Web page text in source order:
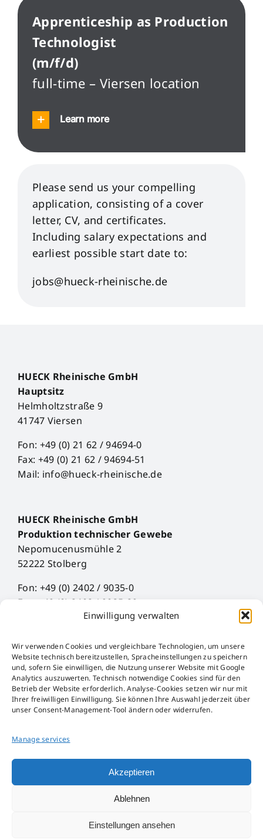
Einwilligung verwalten
Wir verwenden Cookies und vergleichbare Technologien, um unsere
Website technisch bereitzustellen, Spracheinstellungen zu speichern
und, sofern Sie einwilligen, die Nutzung unserer Website mit Google
Analytics auszuwerten. Technisch notwendige Cookies sind für den
Betrieb der Website erforderlich. Analyse-Cookies setzen wir nur mit
Ihrer freiwilligen Einwilligung. Sie können Ihre Auswahl jederzeit über
unser Consent-Management-Tool ändern oder widerrufen.
Manage services
Akzeptieren
Ablehnen
Einstellungen ansehen
Apprenticeship as Production
Technologist
(m/f/d)
full-time – Viersen location
Learn more
Please send us your compelling
application, consisting of a cover
letter, CV, and certificates.
Including salary expectations and
earliest possible start date to:
jobs@hueck-rheinische.de
HUECK Rheinische GmbH
Hauptsitz
Helmholtzstraße 9
41747 Viersen
Fon: +49 (0) 21 62 / 94694-0
Fax: +49 (0) 21 62 / 94694-51
Mail: info@hueck-rheinische.de
HUECK Rheinische GmbH
Produktion technischer Gewebe
Nepomucenusmühle 2
52222 Stolberg
Fon: +49 (0) 2402 / 9035-0
Fax: +49 (0) 2402 / 9035-29
Mail: info@hueck-rheinische.de
Legal Notice
Privacy Policy
AGB
AEB
Störfall-Information
Packaging Act